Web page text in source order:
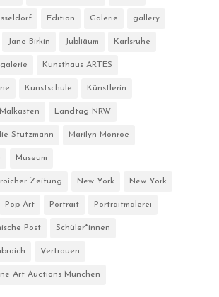
Edition Galerie gallery
Jane Birkin Jubliäum Karlsruhe
Kunsthaus ARTES
Kunstschule Künstlerin
Landtag NRW
Stutzmann Marilyn Monroe
Museum
Zeitung New York New York
Pop Art Portrait Portraitmalerei
Post Schüler*innen
Vertrauen
Art Auctions München